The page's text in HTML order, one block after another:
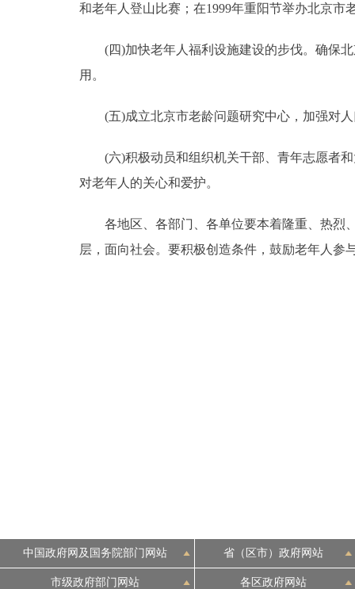
和老年人登山比赛；在1999年重阳节举办北京市
(四)加快老年人福利设施建设的步伐。确保北
用。
(五)成立北京市老龄问题研究中心，加强对人
(六)积极动员和组织机关干部、青年志愿者和
对老年人的关心和爱护。
各地区、各部门、各单位要本着隆重、热烈、
层，面向社会。要积极创造条件，鼓励老年人参
中国政府网及国务院部门网站 省（区市）政府网站
市级政府部门网站 各区政府网站